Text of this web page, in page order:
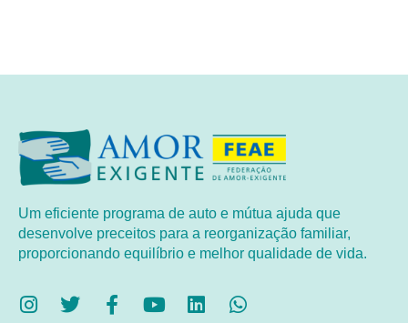
Um eficiente programa de auto e mútua ajuda que
desenvolve preceitos para a reorganização familiar,
proporcionando equilíbrio e melhor qualidade de vida.